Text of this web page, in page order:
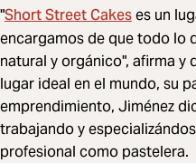
"Short Street Cakeses un
encargamos de que todo lo
natural y orgánico", afirma y
lugar ideal en el mundo, su
emprendimiento, Jiménez
trabajando y
profesional como pastelera.